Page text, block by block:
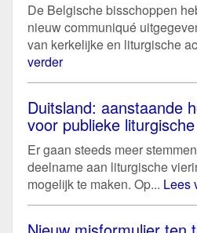
De Belgische bisschoppen
nieuw communiqué
van kerkelijke en liturgische
verder
Duitsland: aanstaande
voor publieke
Er gaan steeds meer
deelname aan liturgische
mogelijk te maken. Op... Lees